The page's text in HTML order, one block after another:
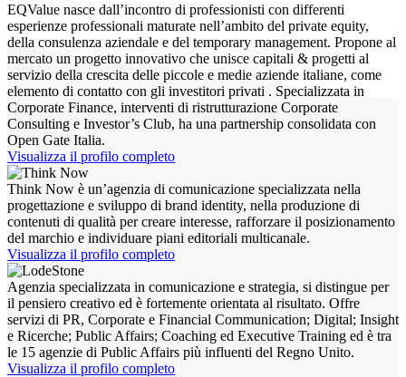
EQValue nasce dall’incontro di professionisti con differenti
esperienze professionali maturate nell’ambito del private equity,
della consulenza aziendale e del temporary management. Propone al
mercato un progetto innovativo che unisce capitali & progetti al
servizio della crescita delle piccole e medie aziende italiane, come
elemento di contatto con gli investitori privati . Specializzata in
Corporate Finance, interventi di ristrutturazione Corporate
Consulting e Investor’s Club, ha una partnership consolidata con
Open Gate Italia.
Visualizza il profilo completo
Think Now è un’agenzia di comunicazione specializzata nella
progettazione e sviluppo di brand identity, nella produzione di
contenuti di qualità per creare interesse, rafforzare il posizionamento
del marchio e individuare piani editoriali multicanale.
Visualizza il profilo completo
Agenzia specializzata in comunicazione e strategia, si distingue per
il pensiero creativo ed è fortemente orientata al risultato. Offre
servizi di PR, Corporate e Financial Communication; Digital; Insight
e Ricerche; Public Affairs; Coaching ed Executive Training ed è tra
le 15 agenzie di Public Affairs più influenti del Regno Unito.
Visualizza il profilo completo